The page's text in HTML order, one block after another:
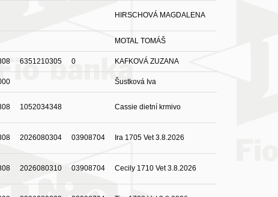
HIRSCHOVÁ MAGDALENA
MOTAL TOMÁŠ
6351210305 0 KAFKOVÁ ZUZANA
Šustková Iva
1052034348 Cassie dietní krmivo
2026080304 03908704 Ira 1705 Vet 3.8.2026
2026080310 03908704 Cecily 1710 Vet 3.8.2026